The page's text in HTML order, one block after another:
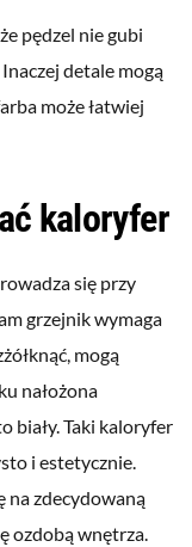
pędzel nie gubi
detale mogą
może łatwiej
kaloryfer
się przy
grzejnik wymaga
mogą
nałożona
biały. Taki kaloryfer
i estetycznie.
na zdecydowaną
ozdobą wnętrza.